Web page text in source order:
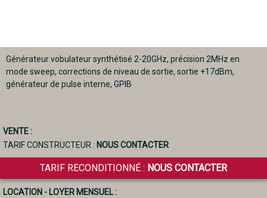
Générateur vobulateur synthétisé 2-20GHz, précision 2MHz en
mode sweep, corrections de niveau de sortie, sortie +17dBm,
générateur de pulse interne, GPIB
VENTE :
TARIF CONSTRUCTEUR : NOUS CONTACTER
TARIF RECONDITIONNÉ : NOUS CONTACTER
LOCATION - LOYER MENSUEL :